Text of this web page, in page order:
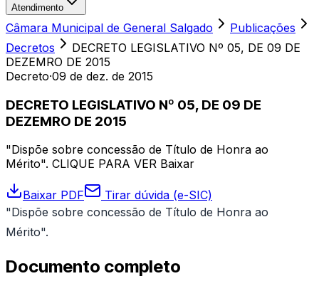
Atendimento
Câmara Municipal de General Salgado
Publicações
Decretos
DECRETO LEGISLATIVO Nº 05, DE 09 DE
DEZEMRO DE 2015
Decreto·09 de dez. de 2015
DECRETO LEGISLATIVO Nº 05, DE 09 DE
DEZEMRO DE 2015
"Dispõe sobre concessão de Título de Honra ao
Mérito". CLIQUE PARA VER Baixar
Baixar PDF
Tirar dúvida (e-SIC)
"Dispõe sobre concessão de Título de Honra ao
Mérito".
Documento completo